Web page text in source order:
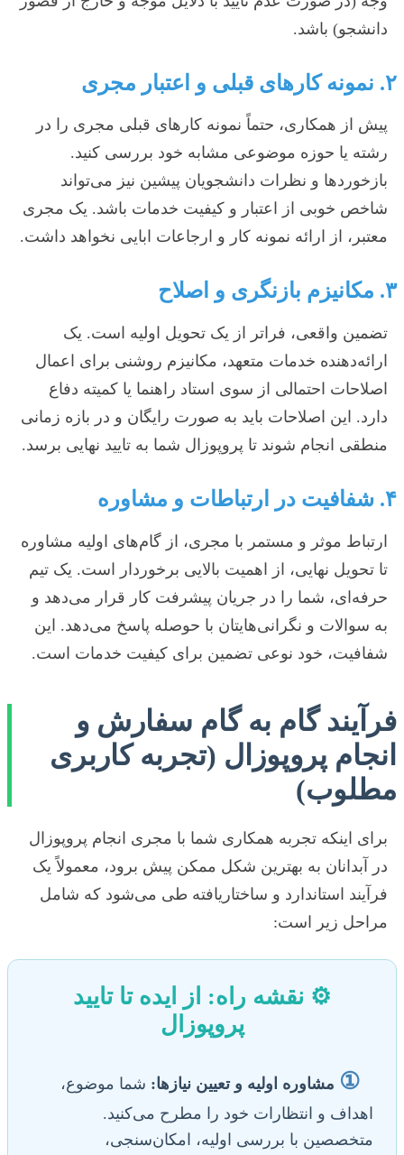
دانشجو) باشد.
۲. نمونه کارهای قبلی و اعتبار مجری
پیش از همکاری، حتماً نمونه کارهای قبلی مجری را در
رشته یا حوزه موضوعی مشابه خود بررسی کنید.
بازخوردها و نظرات دانشجویان پیشین نیز می‌تواند
شاخص خوبی از اعتبار و کیفیت خدمات باشد. یک مجری
معتبر، از ارائه نمونه کار و ارجاعات ابایی نخواهد داشت.
۳. مکانیزم بازنگری و اصلاح
تضمین واقعی، فراتر از یک تحویل اولیه است. یک
ارائه‌دهنده خدمات متعهد، مکانیزم روشنی برای اعمال
اصلاحات احتمالی از سوی استاد راهنما یا کمیته دفاع
دارد. این اصلاحات باید به صورت رایگان و در بازه زمانی
منطقی انجام شوند تا پروپوزال شما به تایید نهایی برسد.
۴. شفافیت در ارتباطات و مشاوره
ارتباط موثر و مستمر با مجری، از گام‌های اولیه مشاوره
تا تحویل نهایی، از اهمیت بالایی برخوردار است. یک تیم
حرفه‌ای، شما را در جریان پیشرفت کار قرار می‌دهد و
به سوالات و نگرانی‌هایتان با حوصله پاسخ می‌دهد. این
شفافیت، خود نوعی تضمین برای کیفیت خدمات است.
فرآیند گام به گام سفارش و
انجام پروپوزال (تجربه کاربری
مطلوب)
برای اینکه تجربه همکاری شما با مجری انجام پروپوزال
در آبدانان به بهترین شکل ممکن پیش برود، معمولاً یک
فرآیند استاندارد و ساختاریافته طی می‌شود که شامل
مراحل زیر است:
⚙️ نقشه راه: از ایده تا تایید
پروپوزال
① مشاوره اولیه و تعیین نیازها: شما موضوع،
اهداف و انتظارات خود را مطرح می‌کنید.
متخصصین با بررسی اولیه، امکان‌سنجی،